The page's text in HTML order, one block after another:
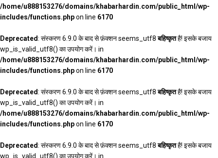
/home/u888153276/domains/khabarhardin.com/public_html/wp-
includes/functions.phpon line 6170
Deprecated: संस्करण 6.9.0 के बाद से फ़ंक्शन seems_utf8बहिष्कृतहै! इसके बजाय
wp_is_valid_utf8() का उपयोग करें। in
/home/u888153276/domains/khabarhardin.com/public_html/wp-
includes/functions.phpon line 6170
Deprecated: संस्करण 6.9.0 के बाद से फ़ंक्शन seems_utf8बहिष्कृतहै! इसके बजाय
wp_is_valid_utf8() का उपयोग करें। in
/home/u888153276/domains/khabarhardin.com/public_html/wp-
includes/functions.phpon line 6170
Deprecated: संस्करण 6.9.0 के बाद से फ़ंक्शन seems_utf8बहिष्कृतहै! इसके बजाय
wp_is_valid_utf8() का उपयोग करें। in